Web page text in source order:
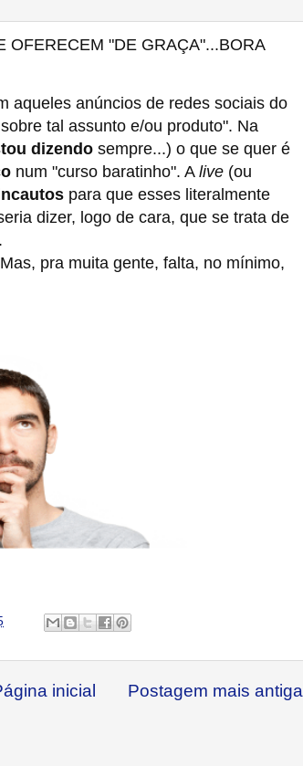
OFERECEM "DE GRAÇA"...BORA
aqueles anúncios de redes sociais do
tal assunto e/ou produto". Na
dizendo sempre...) o que se quer é
num "curso baratinho". A live (ou
para que esses literalmente
dizer, logo de cara, que se trata de
pra muita gente, falta, no mínimo,
Postagem mais antiga
inicial